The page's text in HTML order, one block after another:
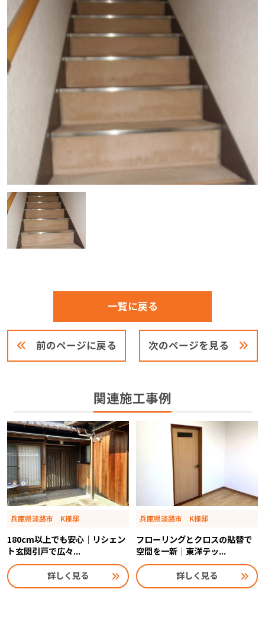
前のページに戻る
一覧に戻る
次のページを見る
関連施工事例
兵庫県淡路市 K様邸
180cm以上でも安心｜リシェン
ト玄関引戸で広々...
詳しく見る
兵庫県淡路市 K様邸
フローリングとクロスの貼替で
空間を一新｜東洋テッ...
詳しく見る